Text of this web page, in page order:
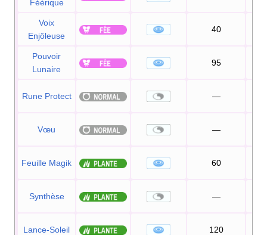
Féérique
Voix
Enjôleuse
40
Pouvoir
Lunaire
95
Rune Protect —
Vœu —
Feuille Magik 60
Synthèse —
Lance-Soleil 120